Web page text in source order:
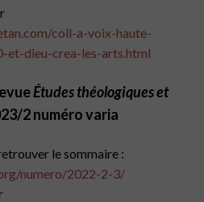
coll-a-voix-haute-
et-dieu-crea-les-arts.html
Études théologiques et
2numéro varia
le sommaire :
numero/2022-2-3/